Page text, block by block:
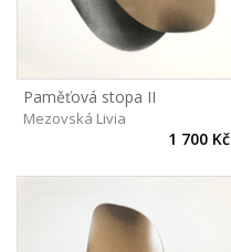
Paměťová stopa II
Mezovská Livia
1 700 Kč